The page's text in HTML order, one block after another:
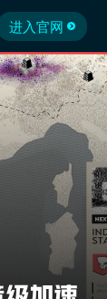
进入官网